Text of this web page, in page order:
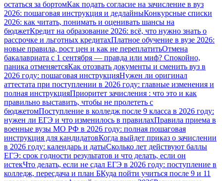
остаться за бортомКак подать согласие на зачисление в вуз
2026: пошаговая инструкция и дедлайныКонкурсные списки
2026: как читать, понимать и оценивать шансы на
бюджетКредит на образование 2026: всё, что нужно знать о
рассрочке и льготных кредитахПлатное обучение в вузе 2026:
новые правила, рост цен и как не переплатитьОтмена
бакалавриата с 1 сентября — правда или миф? Спокойно,
паника отменяетсяКак отозвать документы и сменить вуз в
2026 году: пошаговая инструкцияНужен ли оригинал
аттестата при поступлении в 2026 году: главные изменения и
полная инструкцияПриоритет зачисления : что это и как
правильно выставить, чтобы не пролететь с
бюджетомПоступление в колледж после 9 класса в 2026 году:
нужен ли ЕГЭ и что изменилось в правилахПравила приема в
военные вузы МО РФ в 2026 году: полная пошаговая
инструкция для кандидатовКогда выйдет приказ о зачислении
в 2026 году: календарь и датыСколько лет действуют баллы
ЕГЭ: срок годности результатов и что делать, если он
истекЧто делать, если не сдал ЕГЭ в 2026 году: поступление в
колледж, пересдача и план БКуда пойти учиться после 9 и 11